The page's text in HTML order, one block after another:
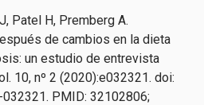
Patel H, Premberg A.
de cambios en la dieta
un estudio de entrevista
10, nº 2 (2020):e032321. doi:
PMID: 32102806;